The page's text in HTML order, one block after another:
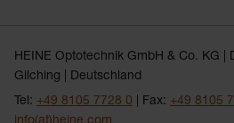
HEINE Optotechnik GmbH & Co. KG |
Gilching | Deutschland
Tel: +49 8105 7728 0 | Fax: +49 8105